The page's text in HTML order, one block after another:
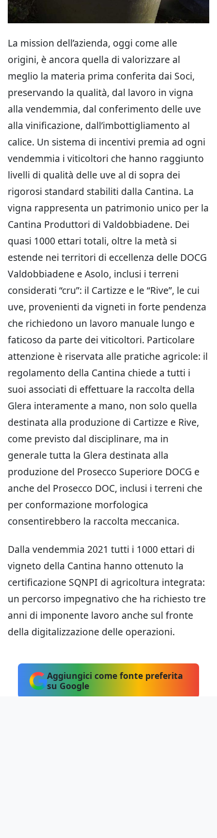
La mission dell’azienda, oggi come alle
origini, è ancora quella di valorizzare al
meglio la materia prima conferita dai Soci,
preservando la qualità, dal lavoro in vigna
alla vendemmia, dal conferimento delle uve
alla vinificazione, dall’imbottigliamento al
calice. Un sistema di incentivi premia ad ogni
vendemmia i viticoltori che hanno raggiunto
livelli di qualità delle uve al di sopra dei
rigorosi standard stabiliti dalla Cantina. La
vigna rappresenta un patrimonio unico per la
Cantina Produttori di Valdobbiadene. Dei
quasi 1000 ettari totali, oltre la metà si
estende nei territori di eccellenza delle DOCG
Valdobbiadene e Asolo, inclusi i terreni
considerati “cru”: il Cartizze e le “Rive”, le cui
uve, provenienti da vigneti in forte pendenza
che richiedono un lavoro manuale lungo e
faticoso da parte dei viticoltori. Particolare
attenzione è riservata alle pratiche agricole: il
regolamento della Cantina chiede a tutti i
suoi associati di effettuare la raccolta della
Glera interamente a mano, non solo quella
destinata alla produzione di Cartizze e Rive,
come previsto dal disciplinare, ma in
generale tutta la Glera destinata alla
produzione del Prosecco Superiore DOCG e
anche del Prosecco DOC, inclusi i terreni che
per conformazione morfologica
consentirebbero la raccolta meccanica.
Dalla vendemmia 2021 tutti i 1000 ettari di
vigneto della Cantina hanno ottenuto la
certificazione SQNPI di agricoltura integrata:
un percorso impegnativo che ha richiesto tre
anni di imponente lavoro anche sul fronte
della digitalizzazione delle operazioni.
Aggiungici come fonte preferita
su Google